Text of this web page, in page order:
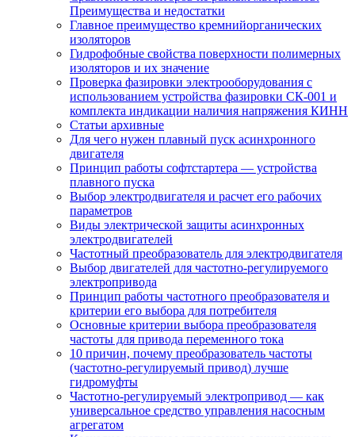
Преимущества и недостатки
Главное преимущество кремнийорганических
изоляторов
Гидрофобные свойства поверхности поли мерных
изоляторов и их значение
Проверка фазировки электрооборудования с
использованием устройства фазировки СК-001 и
комплекта индикации наличия напряжения КИНН
Статьи архивные
Для чего нужен плавный пуск асинхронного
двигателя
Принцип работы софтстартера — устройства
плавного пуска
Выбор электродвигателя и расчет его рабочих
параметров
Виды электрической защиты асинхронных
электродвигателей
Частотный преобразователь для электродвигателя
Выбор двигателей для частотно-регулируемого
электропривода
Принцип работы частотного преобразователя и
критерии его выбора для потребителя
Основные критерии выбора преобразователя
частоты для привода переменного тока
10 причин, почему преобразователь частоты
(частотно-регулируемый привод) лучше
гидромуфты
Частотно-регулируемый электропривод — как
универсальное средство управления насосным
агрегатом